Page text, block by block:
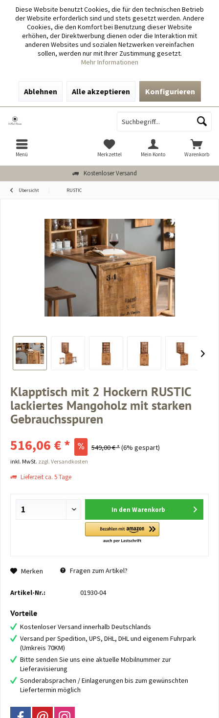
Diese Website benutzt Cookies, die für den technischen Betrieb
der Website erforderlich sind und stets gesetzt werden. Andere
Cookies, die den Komfort bei Benutzung dieser Website
erhöhen, der Direktwerbung dienen oder die Interaktion mit
anderen Websites und sozialen Netzwerken vereinfachen
sollen, werden nur mit Ihrer Zustimmung gesetzt.
Mehr Informationen
Ablehnen Alle akzeptieren Konfigurieren
Kostenloser Versand
Menü Warenkorb
Merkzettel Mein Konto
Übersicht RUSTIC
Klapptisch mit 2 Hockern RUSTIC
lackiertes Mangoholz mit starken
Gebrauchsspuren
516,06 € * 549,00 € *(6% gespart)
inkl. MwSt. zzgl. Versandkosten
Lieferzeit ca. 5 Tage
In den Warenkorb
Merken Fragen zum Artikel?
Artikel-Nr.: 01930-04
Vorteile
Kostenloser Versand innerhalb Deutschlands
Versand per Spedition, UPS, DHL, DHL und eigenem Fuhrpark
(Umkreis 70KM)
Bitte senden Sie uns eine aktuelle Mobilnummer zur
Lieferavisierung
Sonderabsprachen / Einlagerungen bis zum gewünschten
Liefertermin möglich